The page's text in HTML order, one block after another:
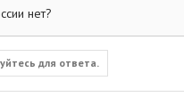
нет?
для ответа.